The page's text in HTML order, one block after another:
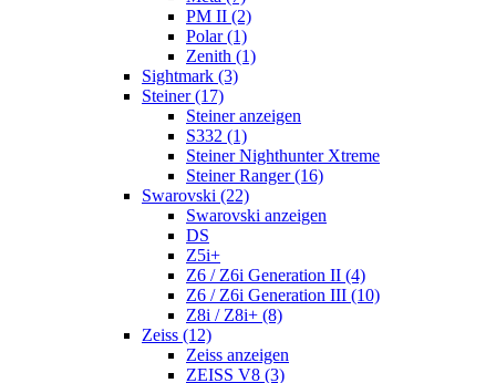
PM II (2)
Polar (1)
Zenith (1)
Sightmark (3)
Steiner (17)
Steiner anzeigen
S332 (1)
Steiner Nighthunter Xtreme
Steiner Ranger (16)
Swarovski (22)
Swarovski anzeigen
DS
Z5i+
Z6 / Z6i Generation II (4)
Z6 / Z6i Generation III (10)
Z8i / Z8i+ (8)
Zeiss (12)
Zeiss anzeigen
ZEISS V8 (3)